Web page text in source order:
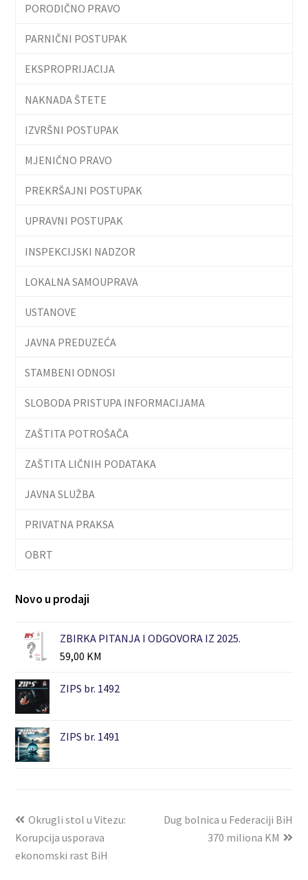
PORODIČNO PRAVO
PARNIČNI POSTUPAK
EKSPROPRIJACIJA
NAKNADA ŠTETE
IZVRŠNI POSTUPAK
MJENIČNO PRAVO
PREKRŠAJNI POSTUPAK
UPRAVNI POSTUPAK
INSPEKCIJSKI NADZOR
LOKALNA SAMOUPRAVA
USTANOVE
JAVNA PREDUZEĆA
STAMBENI ODNOSI
SLOBODA PRISTUPA INFORMACIJAMA
ZAŠTITA POTROŠAČA
ZAŠTITA LIČNIH PODATAKA
JAVNA SLUŽBA
PRIVATNA PRAKSA
OBRT
Novo u prodaji
ZBIRKA PITANJA I ODGOVORA IZ 2025.
59,00 KM
ZIPS br. 1492
ZIPS br. 1491
Okrugli stol u Vitezu:
Korupcija usporava
ekonomski rast BiH
Dug bolnica u Federaciji BiH
370 miliona KM